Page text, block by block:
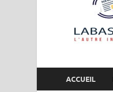
ACCUEIL